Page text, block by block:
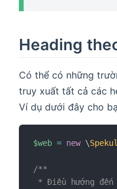
Heading
Có thể có những
truy xuất tất cả các
Ví dụ dưới đây cho
$web = new \
/**
* Điều hướng